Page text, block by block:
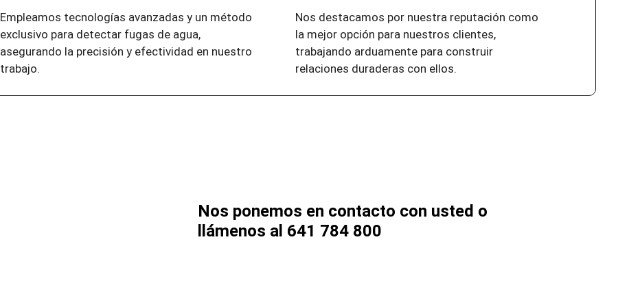
Empleamos tecnologías avanzadas y un método
exclusivo para detectar fugas de agua,
asegurando la precisión y efectividad en nuestro
trabajo.
Nos destacamos por nuestra reputación como
la mejor opción para nuestros clientes,
trabajando arduamente para construir
relaciones duraderas con ellos.
Nos ponemos en contacto con usted o
llámenos al 641 784 800